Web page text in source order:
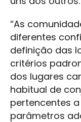
“As
diferentes
definição das
critérios
dos lugares
habitual de
pertencentes
parâmetros